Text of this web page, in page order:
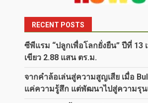
RECENT POSTS
ซีพีแรม “ปลูกเพื่อโลกยั่งยืน” ปีที่ 13
เขียว 2.88 แสน ตร.ม.
จากคำล้อเล่นสู่ความสูญเสีย เมื่อ
แค่ความรู้สึก แต่พัฒนาไปสู่ความรุน